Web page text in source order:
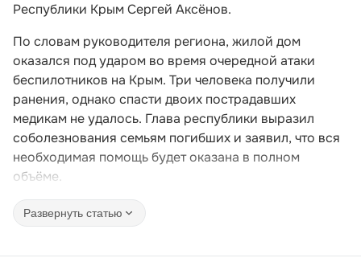
Республики Крым Сергей Аксёнов.
По словам руководителя региона, жилой дом
оказался под ударом во время очередной атаки
беспилотников на Крым. Три человека получили
ранения, однако спасти двоих пострадавших
медикам не удалось. Глава республики выразил
соболезнования семьям погибших и заявил, что вся
необходимая помощь будет оказана в полном
объёме.
Развернуть статью